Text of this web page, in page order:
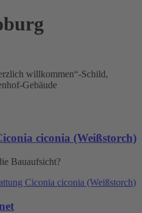
ciconia (Weißstorch)
Bauaufsicht?
Ciconia ciconia (Weißstorch)